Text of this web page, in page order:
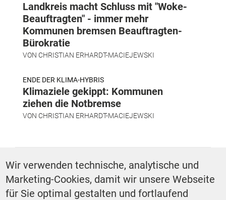
Landkreis macht Schluss mit "Woke-
Beauftragten" - immer mehr
Kommunen bremsen Beauftragten-
Bürokratie
VON CHRISTIAN ERHARDT-MACIEJEWSKI
ENDE DER KLIMA-HYBRIS
Klimaziele gekippt: Kommunen
ziehen die Notbremse
VON CHRISTIAN ERHARDT-MACIEJEWSKI
Digitalisierung
Wir verwenden technische, analytische und
Marketing-Cookies, damit wir unsere Webseite
für Sie optimal gestalten und fortlaufend